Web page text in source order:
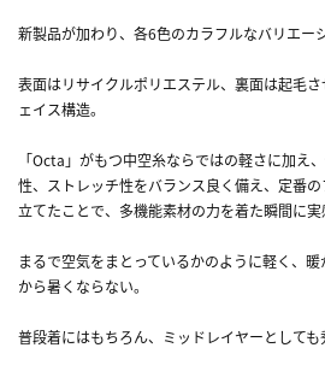
新製品が加わり、各6色のカラフルなバリエー
表面はリサイクルポリエステル、裏面は起毛
ェイス構造。
「Octa」がもつ中空糸ならではの軽さに加え
性、ストレッチ性をバランス良く備え、定番
立てたことで、多機能素材の力を着た瞬間に実
まるで空気をまとっているかのように軽く、
から暑くならない。
普段着にはもちろん、ミッドレイヤーとしても